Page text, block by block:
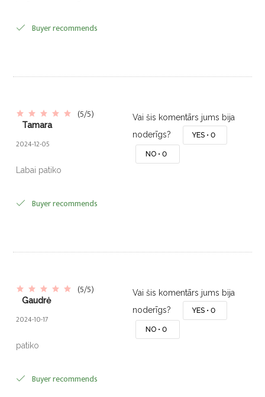
Buyer recommends
(5/5)
Tamara
2024-12-05
Labai patiko
Buyer recommends
Vai šis komentārs jums bija
noderīgs?
YES •0
NO •0
(5/5)
Gaudrė
2024-10-17
patiko
Buyer recommends
Vai šis komentārs jums bija
noderīgs?
YES •0
NO •0